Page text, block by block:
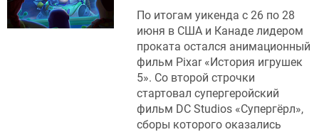
По итогам уикенда с 26 по 28
июня в США и Канаде лидером
проката остался анимационный
фильм Pixar «История игрушек
5». Со второй строчки
стартовал супергеройский
фильм DC Studios «Супергёрл»,
сборы которого оказались